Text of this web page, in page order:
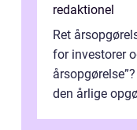
redaktionel
Ret
for investorer
den årlige